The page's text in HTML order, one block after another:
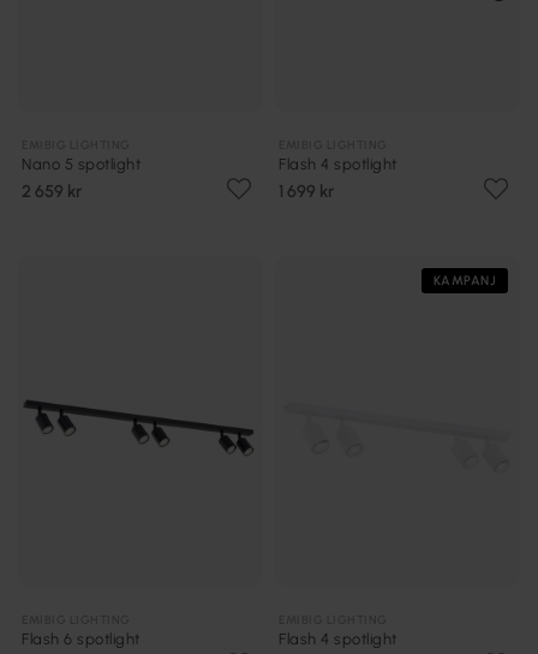
Nano 5 spotlight
2 659 kr
Flash 4 spotlight
1 699 kr
Flash 6 spotlight
KAMPANJ
Flash 4 spotlight